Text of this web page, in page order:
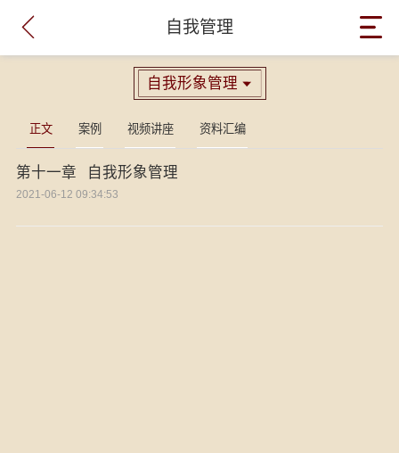
自我管理

自我形象管理 
正文 案例 视频讲座 资料汇编
第十一章 自我形象管理
2021-06-12 09:34:53